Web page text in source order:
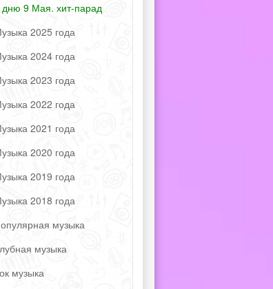
дню 9 Мая. хит-парад
2025 года
2024 года
2023 года
2022 года
2021 года
2020 года
2019 года
2018 года
музыка
музыка
музыка